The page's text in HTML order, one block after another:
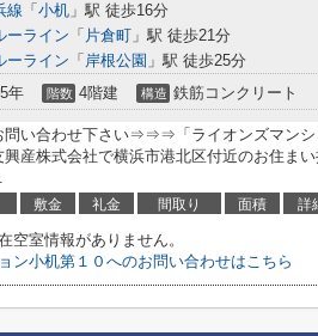
線 「 小机 」駅 徒歩16分
ーライン 「 片倉町 」駅 徒歩21分
ーライン 「 岸根公園 」駅 徒歩25分
年 階数 4階建 構造 鉄筋コンクリート
問い合わせ下さい⇒⇒⇒「ライオンズマンシ
興産株式会社で横浜市港北区付近のお住ま
敷金 礼金 間取り 面積 詳
空室情報がありません。
ン小机第１０へのお問い合わせはこちら